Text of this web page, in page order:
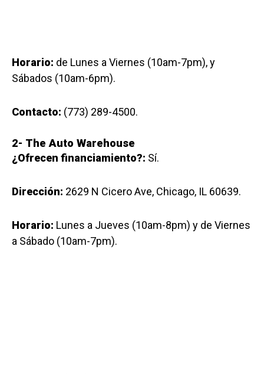
Horario: de Lunes a Viernes (10am-7pm), y
Sábados (10am-6pm).
Contacto: (773) 289-4500.
2- The Auto Warehouse
¿Ofrecen financiamiento?: Sí.
Dirección: 2629 N Cicero Ave, Chicago, IL 60639.
Horario: Lunes a Jueves (10am-8pm) y de Viernes
a Sábado (10am-7pm).